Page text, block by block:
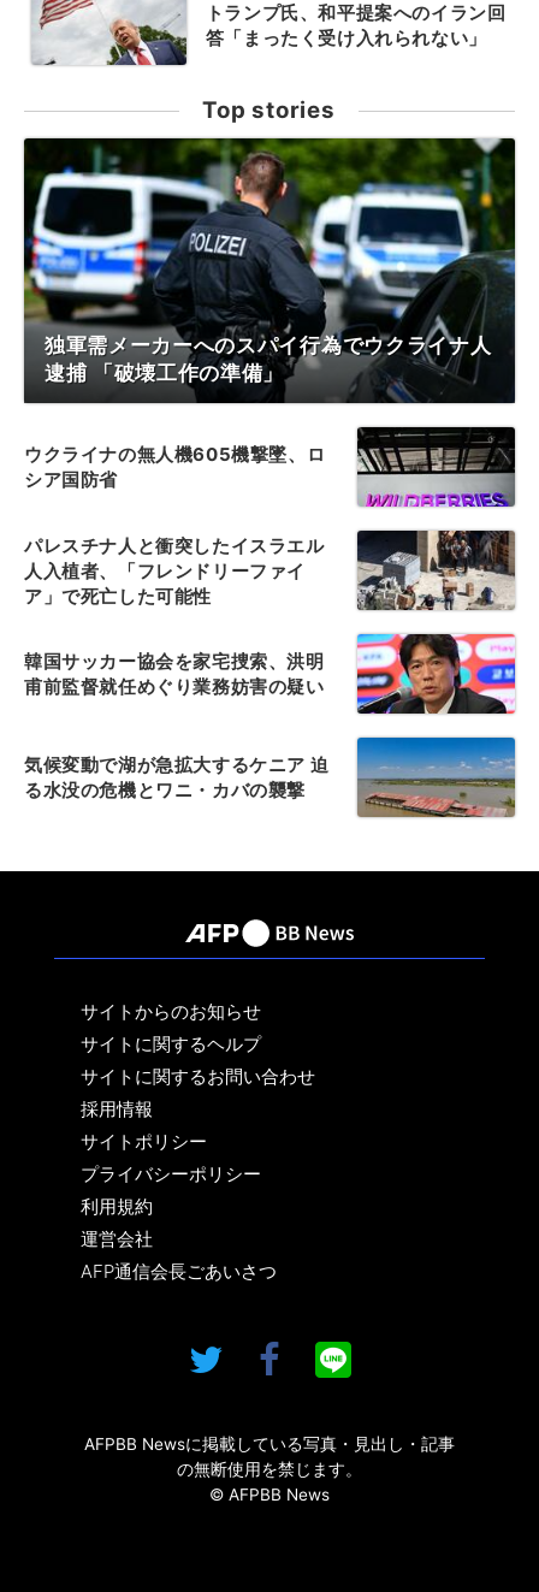
トランプ氏、和平提案へのイラン回
答「まったく受け入れられない」
Top stories
独軍需メーカーへのスパイ行為でウクライナ人
逮捕 「破壊工作の準備」
ウクライナの無人機605機撃墜、ロ
シア国防省
パレスチナ人と衝突したイスラエル
人入植者、「フレンドリーファイ
ア」で死亡した可能性
韓国サッカー協会を家宅捜索、洪明
甫前監督就任めぐり業務妨害の疑い
気候変動で湖が急拡大するケニア 迫
る水没の危機とワニ・カバの襲撃
サイトからのお知らせ
サイトに関するヘルプ
サイトに関するお問い合わせ
採用情報
サイトポリシー
プライバシーポリシー
利用規約
運営会社
AFP通信会長ごあいさつ
AFPBB Newsに掲載している写真・見出し・記事
の無断使用を禁じます。
© AFPBB News